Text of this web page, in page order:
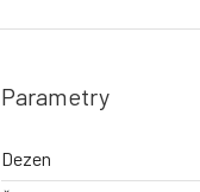
Parametry
Dezen